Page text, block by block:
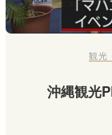
観光
沖縄観光